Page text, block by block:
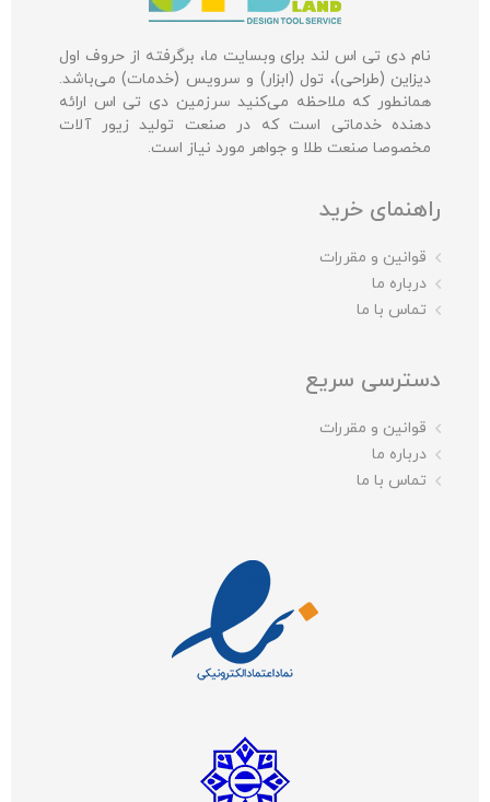
نام دی تی اس لند برای وبسایت ما، برگرفته از حروف اول
دیزاین (طراحی)، تول (ابزار) و سرویس (خدمات) می‌باشد.
همانطور که ملاحظه می‌کنید سرزمین دی تی اس ارائه
دهنده خدماتی است که در صنعت تولید زیور آلات
مخصوصا صنعت طلا و جواهر مورد نیاز است.
راهنمای خرید
قوانین و مقررات
درباره ما
تماس با ما
دسترسی سریع
قوانین و مقررات
درباره ما
تماس با ما